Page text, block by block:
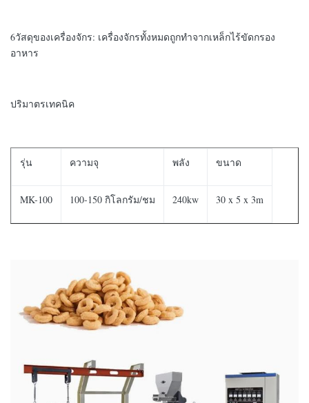
6วัสดุของเครื่องจักร: เครื่องจักรทั้งหมดถูกทําจากเหล็กไร้ขัดกรอง
อาหาร
ปริมาตรเทคนิค
รุ่น ความจุ พลัง ขนาด
MK-100 100-150 กิโลกรัม/ชม 240kw 30 x 5 x 3m